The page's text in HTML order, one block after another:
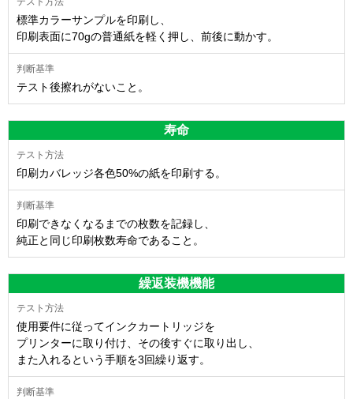
標準カラーサンプルを印刷し、
印刷表面に70gの普通紙を軽く押し、前後に動かす。
テスト後擦れがないこと。
寿命
印刷カバレッジ各色50%の紙を印刷する。
印刷できなくなるまでの枚数を記録し、
純正と同じ印刷枚数寿命であること。
繰返装機機能
使用要件に従ってインクカートリッジを
プリンターに取り付け、その後すぐに取り出し、
また入れるという手順を3回繰り返す。